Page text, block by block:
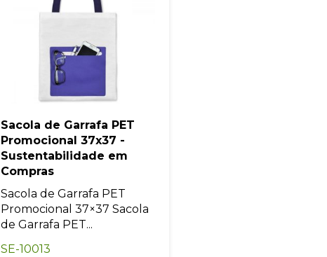
Sacola de Garrafa PET
Promocional 37x37 -
Sustentabilidade em
Compras
Sacola de Garrafa PET
Promocional 37×37 Sacola
de Garrafa PET...
SE-10013
Eu concordo em receber comunicações.
privacidade, utilizaremos seus dados apenas para fins de
marketing. Você pode alterar suas preferências a qualquer
momento.